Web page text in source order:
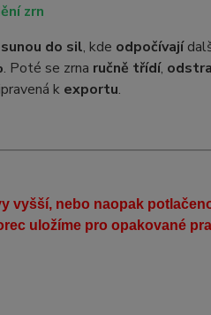
zrn
do sil, kde odpočívají
. Poté se zrna ručně třídí,
k exportu.
vyšší, nebo naopak
uložíme pro opakované